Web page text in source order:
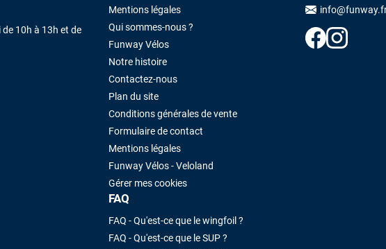
10h à 13h et de
Mentions légales
Qui sommes-nous ?
Funway Vélos
Notre histoire
Contactez-nous
Plan du site
Conditions générales de vente
Formulaire de contact
Mentions légales
Funway Vélos - Veloland
Gérer mes cookies
FAQ
FAQ - Qu'est-ce que le wingfoil ?
FAQ - Qu'est-ce que le SUP ?
VOIR TOUS LES AVIS LAISSER UN AVIS